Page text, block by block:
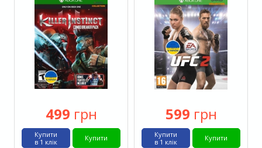
499 грн
Купити
Купити
в 1 клік
599 грн
Купити
Купити
в 1 клік